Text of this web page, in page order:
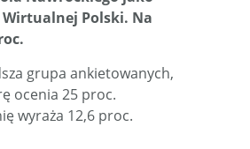
Wirtualnej Polski. Na
grupa ankietowanych,
ocenia 25 proc.
wyraża 12,6 proc.